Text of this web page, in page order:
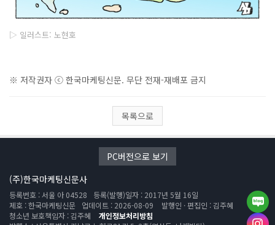
▷ 일러스트: 노현호
※ 저작권자 ⓒ 한국마케팅신문. 무단 전재-재배포 금지
목록으로
PC버전으로 보기
(주)한국마케팅신문사
등록번호 : 서울 아 04528
등록(발행)일자 : 2017년 5월 16일
제호 : 한국마케팅신문
업데이트 : 2026-08-09
발행인 · 편집인 : 김주혜
청소년 보호책임자 : 김주혜
개인정보처리방침